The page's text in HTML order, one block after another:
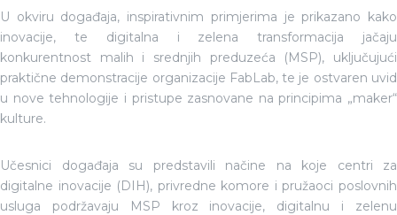
U okviru događaja, inspirativnim primjerima je prikazano kako
inovacije, te digitalna i zelena transformacija jačaju
konkurentnost malih i srednjih preduzeća (MSP), uključujući
praktične demonstracije organizacije FabLab, te je ostvaren uvid
u nove tehnologije i pristupe zasnovane na principima „maker“
kulture.
Učesnici događaja su predstavili načine na koje centri za
digitalne inovacije (DIH), privredne komore i pružaoci poslovnih
usluga podržavaju MSP kroz inovacije, digitalnu i zelenu